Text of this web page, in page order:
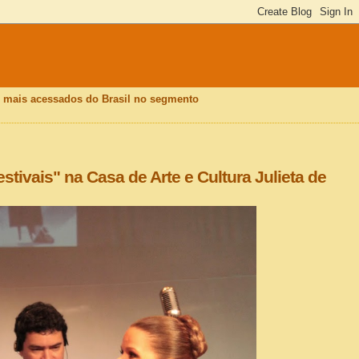
acessados do Brasil no segmento
na Casa de Arte e Cultura Julieta de